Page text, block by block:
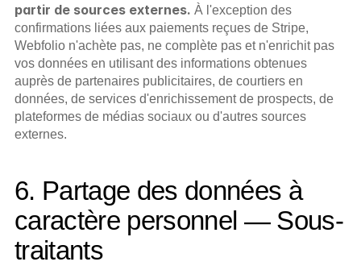
partir de sources externes. À l'exception des
confirmations liées aux paiements reçues de Stripe,
Webfolio n'achète pas, ne complète pas et n'enrichit pas
vos données en utilisant des informations obtenues
auprès de partenaires publicitaires, de courtiers en
données, de services d'enrichissement de prospects, de
plateformes de médias sociaux ou d'autres sources
externes.
6. Partage des données à
caractère personnel — Sous-
traitants